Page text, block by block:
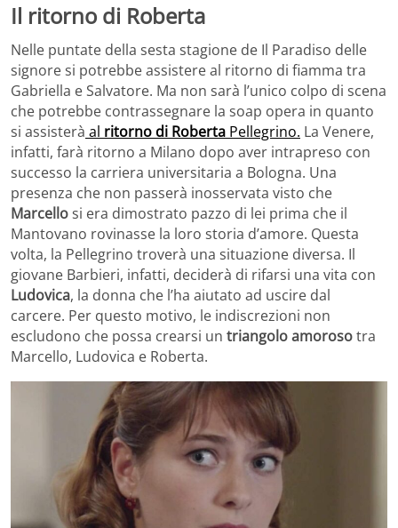
Il ritorno di Roberta
Nelle puntate della sesta stagione de Il Paradiso delle
signore si potrebbe assistere al ritorno di fiamma tra
Gabriella e Salvatore. Ma non sarà l’unico colpo di scena
che potrebbe contrassegnare la soap opera in quanto
si assisterà al ritorno di Roberta Pellegrino. La Venere,
infatti, farà ritorno a Milano dopo aver intrapreso con
successo la carriera universitaria a Bologna. Una
presenza che non passerà inosservata visto che
Marcellosi era dimostrato pazzo di lei prima che il
Mantovano rovinasse la loro storia d’amore. Questa
volta, la Pellegrino troverà una situazione diversa. Il
giovane Barbieri, infatti, deciderà di rifarsi una vita con
Ludovica, la donna che l’ha aiutato ad uscire dal
carcere. Per questo motivo, le indiscrezioni non
escludono che possa crearsi un triangolo amorosotra
Marcello, Ludovica e Roberta.